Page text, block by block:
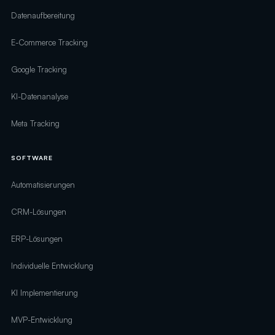
Datenaufbereitung
E-Commerce Tracking
Google Tracking
KI-Datenanalyse
Meta Tracking
SOFTWARE
Automatisierungen
CRM-Lösungen
ERP-Lösungen
Individuelle Entwicklung
KI Implementierung
MVP-Entwicklung